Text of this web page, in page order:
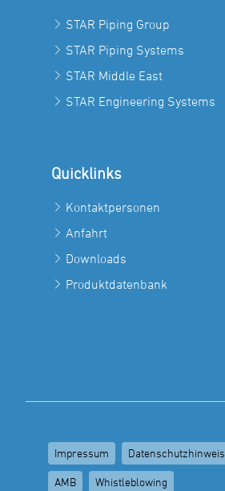
STAR Piping Group
STAR Piping Systems
STAR Middle East
STAR Engineering Systems
Quicklinks
Kontaktpersonen
Anfahrt
Downloads
Produktdatenbank
Impressum Datenschutzhinweis
AMB Whistleblowing